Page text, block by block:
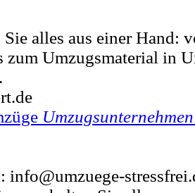
alles aus einer Hand:
Umzugsmaterial in
info@umzuege-